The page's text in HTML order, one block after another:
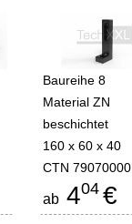
Baureihe 8
Material ZN
beschichtet
160 x 60 x 40
CTN 79070000
ab404 €